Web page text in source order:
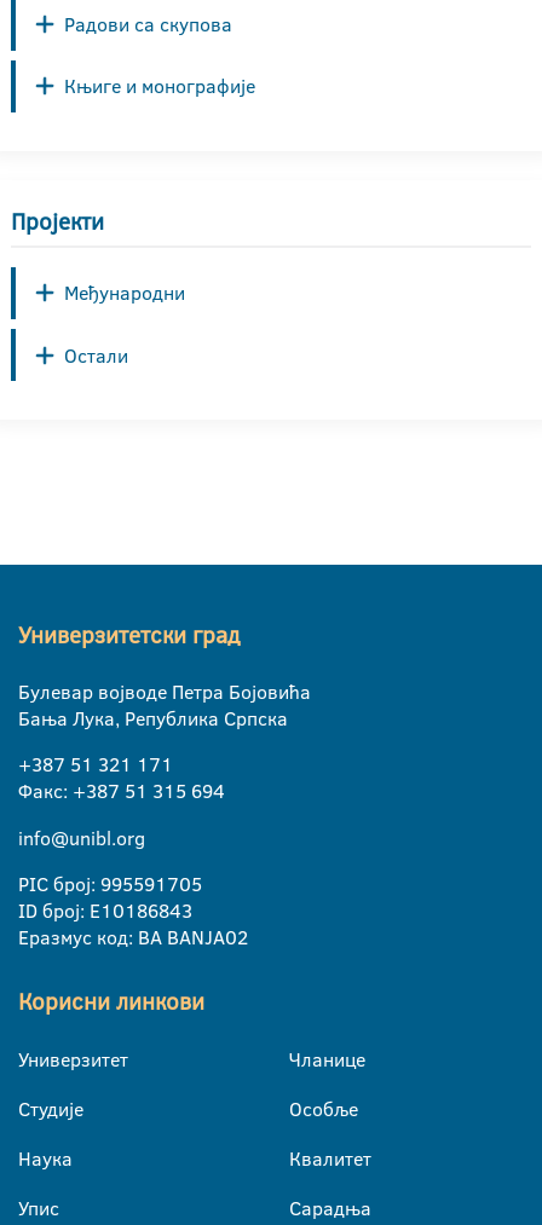
Радови са скупова
Књиге и монографије
Пројекти
Међународни
Остали
Универзитетски град
Булевар војводе Петра Бојовића
Бања Лука, Република Српска
+387 51 321 171
Факс: +387 51 315 694
info@unibl.org
PIC број: 995591705
ID број: E10186843
Еразмус код: BA BANJA02
Корисни линкови
Универзитет
Студије
Наука
Упис
Чланице
Особље
Квалитет
Сарадња